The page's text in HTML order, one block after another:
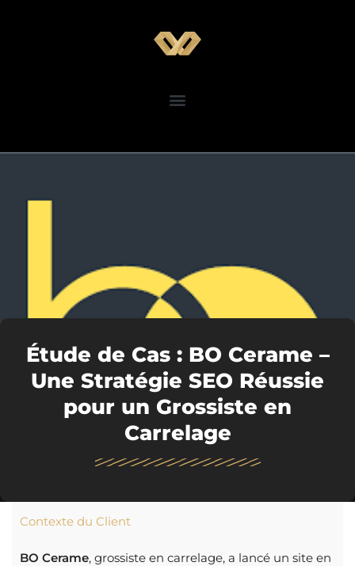
Étude de Cas : BO Cerame –
Une Stratégie SEO Réussie
pour un Grossiste en
Carrelage
Contexte du Client
BO Cerame, grossiste en carrelage, a lancé un site en